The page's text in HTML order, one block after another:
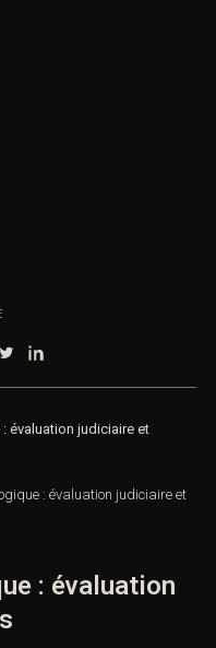
évaluation judiciaire et
: évaluation judiciaire
: évaluation